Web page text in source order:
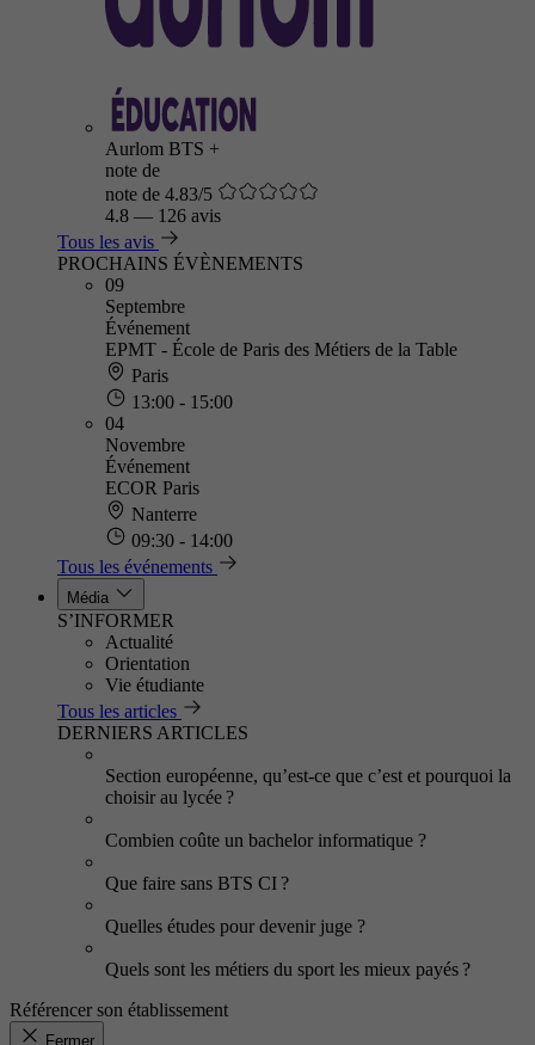
Aurlom BTS +
note de
note de 4.83/5
4.8 — 126 avis
Tous les avis
PROCHAINS ÉVÈNEMENTS
09
Septembre
Événement
EPMT - École de Paris des Métiers de la Table
Paris
13:00 - 15:00
04
Novembre
Événement
ECOR Paris
Nanterre
09:30 - 14:00
Tous les événements
Média
S’INFORMER
Actualité
Orientation
Vie étudiante
Tous les articles
DERNIERS ARTICLES
Section européenne, qu’est-ce que c’est et pourquoi la
choisir au lycée ?
Combien coûte un bachelor informatique ?
Que faire sans BTS CI ?
Quelles études pour devenir juge ?
Quels sont les métiers du sport les mieux payés ?
Référencer son établissement
Fermer